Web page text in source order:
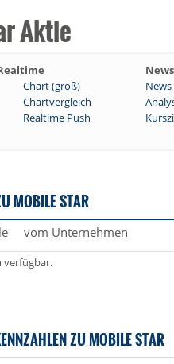
Aktie
Chart (groß)
Chartvergleich
Realtime Push
MOBILE STAR
vom Unternehmen
verfügbar.
ZU MOBILE STAR